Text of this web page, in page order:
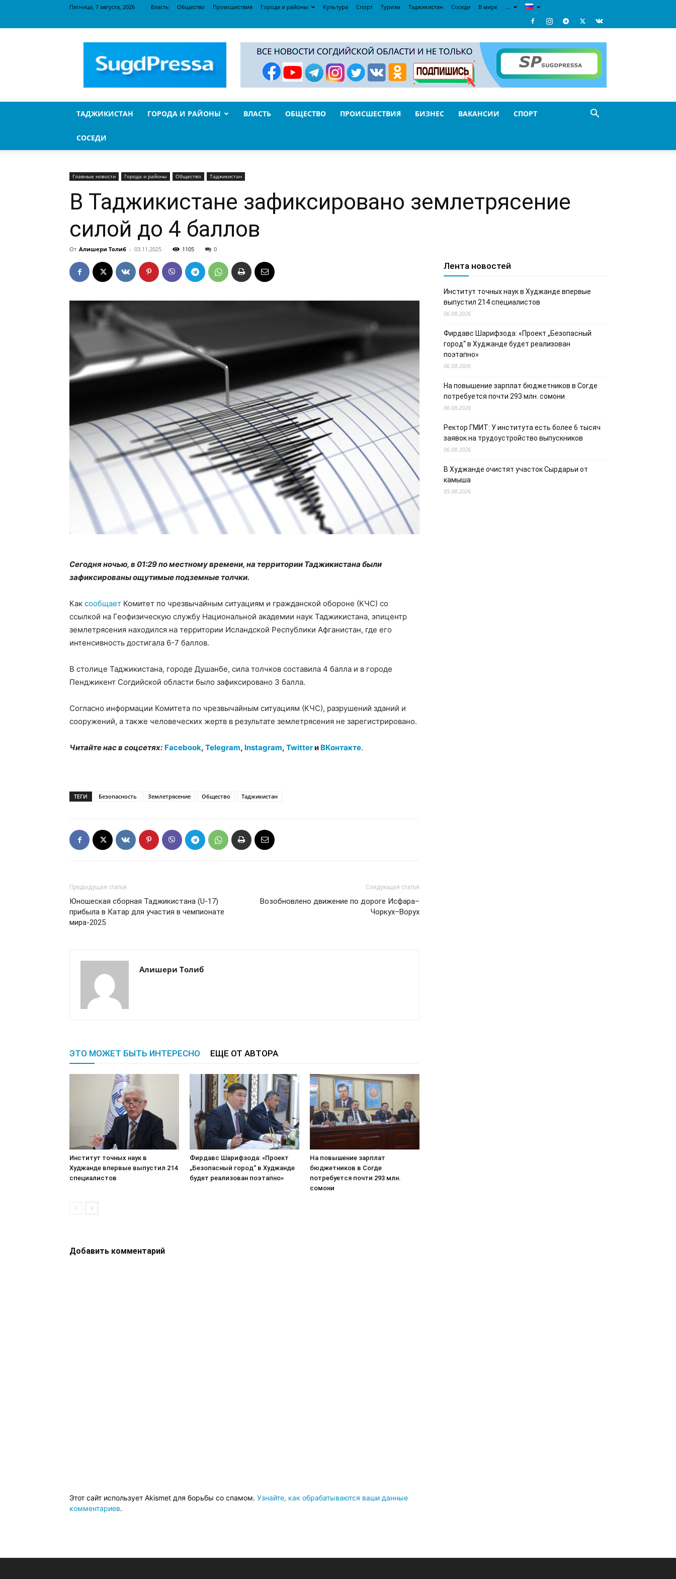
Пятница, 7 августа, 2026 Власть Общество Происшествия Города и районы Культура Спорт Туризм Таджикистан Соседи В мире …
ТАДЖИКИСТАН ГОРОДА И РАЙОНЫ ВЛАСТЬ ОБЩЕСТВО ПРОИСШЕСТВИЯ БИЗНЕС ВАКАНСИИ СПОРТ
СОСЕДИ
Главные новости Города и районы Общество Таджикистан
В Таджикистане зафиксировано землетрясение
силой до 4 баллов
От Алишери Толиб - 03.11.2025 1105 0
Сегодня ночью, в 01:29 по местному времени, на территории Таджикистана были
зафиксированы ощутимые подземные толчки.
Как сообщает Комитет по чрезвычайным ситуациям и гражданской обороне (КЧС) со
ссылкой на Геофизическую службу Национальной академии наук Таджикистана, эпицентр
землетрясения находился на территории Исландской Республики Афганистан, где его
интенсивность достигала 6-7 баллов.
В столице Таджикистана, городе Душанбе, сила толчков составила 4 балла и в городе
Пенджикент Согдийской области было зафиксировано 3 балла.
Согласно информации Комитета по чрезвычайным ситуациям (КЧС), разрушений зданий и
сооружений, а также человеческих жертв в результате землетрясения не зарегистрировано.
Читайте нас в соцсетях: Facebook, Telegram, Instagram, Twitterи ВКонтакте.
ТЕГИ Безопасность Землетрясение Общество Таджикистан
Предыдущая статья
Юношеская сборная Таджикистана (U-17)
прибыла в Катар для участия в чемпионате
мира-2025
Следующая статья
Возобновлено движение по дороге Исфара–
Чоркух–Ворух
Алишери Толиб
ЭТО МОЖЕТ БЫТЬ ИНТЕРЕСНО ЕЩЕ ОТ АВТОРА
Институт точных наук в
Худжанде впервые выпустил 214
специалистов
Фирдавс Шарифзода: «Проект
„Безопасный город“ в Худжанде
будет реализован поэтапно»
На повышение зарплат
бюджетников в Согде
потребуется почти 293 млн.
сомони
Добавить комментарий
Этот сайт использует Akismet для борьбы со спамом. Узнайте, как обрабатываются ваши данные
комментариев.
Лента новостей
Институт точных наук в Худжанде впервые
выпустил 214 специалистов
06.08.2026
Фирдавс Шарифзода: «Проект „Безопасный
город“ в Худжанде будет реализован
поэтапно»
06.08.2026
На повышение зарплат бюджетников в Согде
потребуется почти 293 млн. сомони
06.08.2026
Ректор ГМИТ: У института есть более 6 тысяч
заявок на трудоустройство выпускников
06.08.2026
В Худжанде очистят участок Сырдарьи от
камыша
05.08.2026